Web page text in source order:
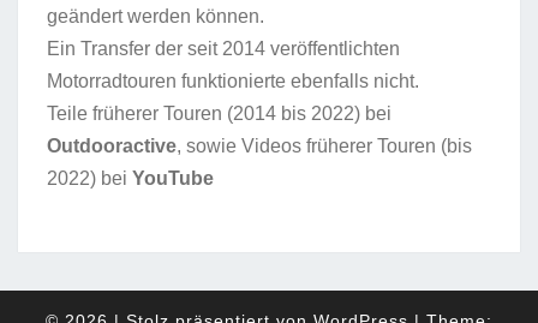
geändert werden können.
Ein Transfer der seit 2014 veröffentlichten
Motorradtouren funktionierte ebenfalls nicht.
Teile früherer Touren (2014 bis 2022) bei
Outdooractive, sowie Videos früherer Touren (bis
2022) bei YouTube